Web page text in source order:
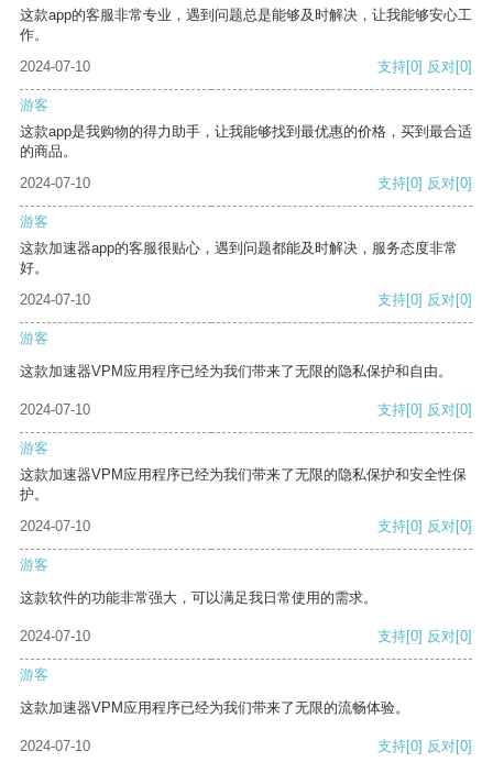
这款app的客服非常专业，遇到问题总是能够及时解决，让我能够安心工
作。
2024-07-10
支持[0] 反对[0]
游客
这款app是我购物的得力助手，让我能够找到最优惠的价格，买到最合适
的商品。
2024-07-10
支持[0] 反对[0]
游客
这款加速器app的客服很贴心，遇到问题都能及时解决，服务态度非常
好。
2024-07-10
支持[0] 反对[0]
游客
这款加速器VPM应用程序已经为我们带来了无限的隐私保护和自由。
2024-07-10 支持[0] 反对[0]
游客
这款加速器VPM应用程序已经为我们带来了无限的隐私保护和安全性保
护。
2024-07-10
支持[0] 反对[0]
游客
这款软件的功能非常强大，可以满足我日常使用的需求。
2024-07-10 支持[0] 反对[0]
游客
这款加速器VPM应用程序已经为我们带来了无限的流畅体验。
2024-07-10 支持[0] 反对[0]